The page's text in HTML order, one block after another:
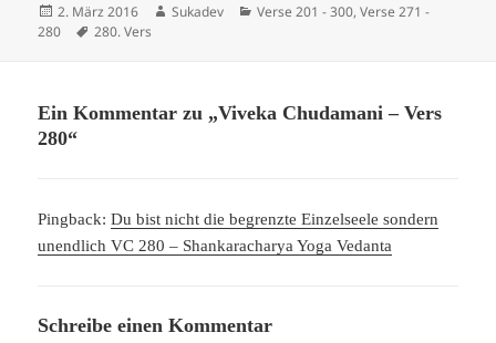
Veröffentlicht
am
2. März 2016 Autor
Sukadev Kategorien
Verse 201 - 300,Verse 271 -
280
Schlagwörter
280. Vers
Ein Kommentar zu „Viveka Chudamani – Vers
280“
Pingback:Du bist nicht die begrenzte Einzelseele sondern
unendlich VC 280 – Shankaracharya Yoga Vedanta
Schreibe einen Kommentar